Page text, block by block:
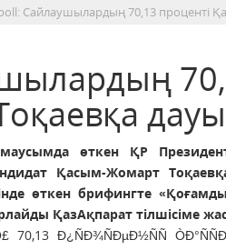
Сайлаушылардың 70,13 проценті
өткен ҚР
Қасым-Жомарт
өткен брифингте
ҚазАқпарат тілшісіме